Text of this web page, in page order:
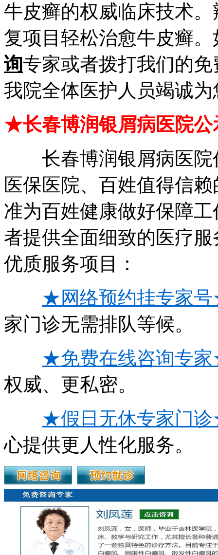
牛皮癣的权威临床技术
复项目轻松治愈牛皮癣
询专家或者拨打我们的
我院全体医护人员竭诚
★长春博润银屑病医院
长春博润银屑病医院
医保医院、百姓值得信
准为百姓健康做好保障
者提供全面细致的医疗
优质服务项目：
★网络预约挂专家
家门诊无需排队等候。
★免费在线咨询专
权威、更私密。
★假日无休专家门
心提供更人性化服务。